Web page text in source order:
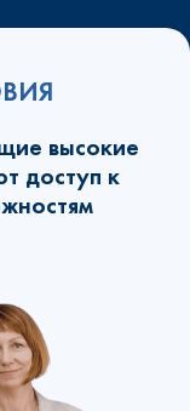
высокие
доступ к